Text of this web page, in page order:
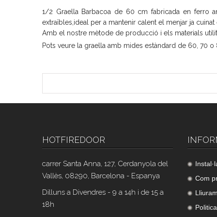
1/2 Graella Barbacoa de 60 cm fabricada en ferro
extraïbles,ideal per a mantenir calent el menjar ja
Amb el nostre mètode de producció i els materials
Pots veure la graella amb mides estàndard de 60, 70
HOTFIREDOOR
carrer Santa Anna, 127, Cerdanyola del
Vallès, 08290, Barcelona - Espanya
Dilluns a Divendres - 9 a 14h i de 15 a
18h
Com